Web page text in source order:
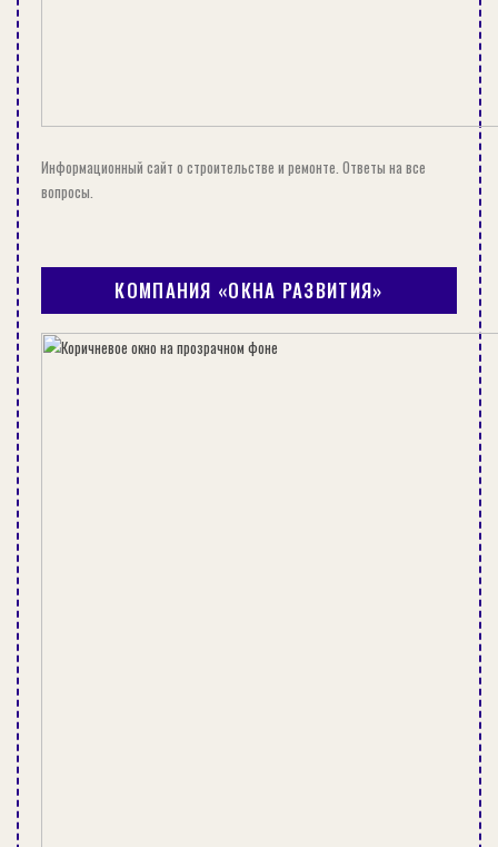
Информационный сайт о строительстве и ремонте. Ответы на все
вопросы.
КОМПАНИЯ «ОКНА РАЗВИТИЯ»